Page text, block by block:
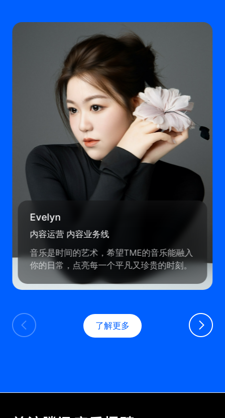
Evelyn
内容运营 内容业务线
音乐是时间的艺术，希望TME的音乐能融入
你的日常，点亮每一个平凡又珍贵的时刻。
了解更多